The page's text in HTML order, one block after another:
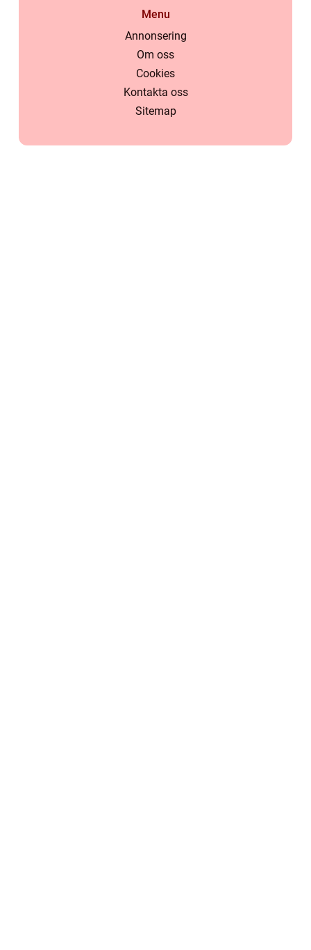
Menu
Annonsering
Om oss
Cookies
Kontakta oss
Sitemap